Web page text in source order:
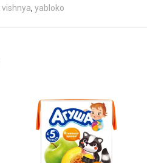
vishnya, yabloko